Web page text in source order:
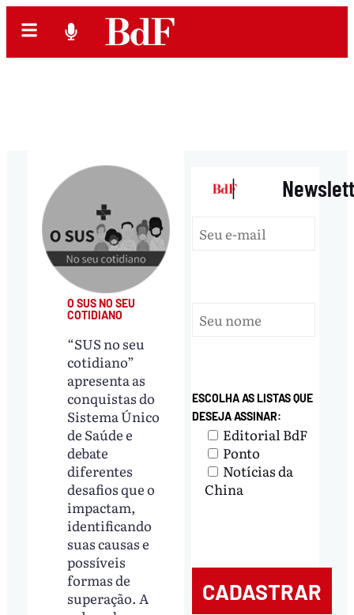
O SUS NO SEU
COTIDIANO
“SUS no seu
cotidiano”
apresenta as
conquistas do
Sistema Único
de Saúde e
debate
diferentes
desafios que o
impactam,
identificando
suas causas e
possíveis
formas de
superação. A
|
ESCOLHA AS LISTAS QUE
DESEJA ASSINAR:
Editorial BdF
Ponto
Notícias da
China